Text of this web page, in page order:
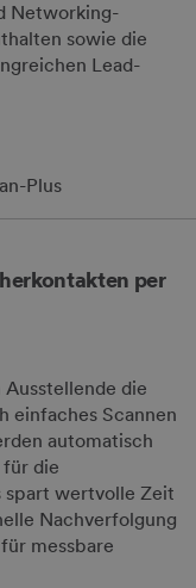
Networking-
sowie die
Lead-
Plus
per
die
einfaches Scannen
automatisch
die
spart wertvolle Zeit
Nachverfolgung
messbare